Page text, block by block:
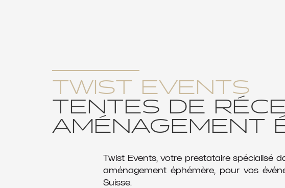
TWIST EVENTS
TENTES DE
AMÉNAGEMENT
Twist Events, votre prestataire spécialisé
aménagement éphémère, pour vos
Suisse.